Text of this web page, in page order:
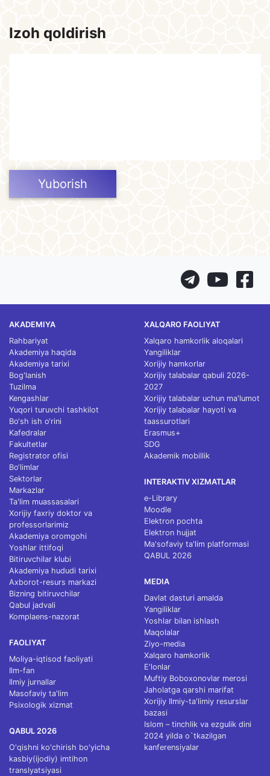
Izoh qoldirish
Yuborish
AKADEMIYA
Rahbariyat
Akademiya haqida
Akademiya tarixi
Bog'lanish
Tuzilma
Kengashlar
Yuqori turuvchi tashkilot
Bo‘sh ish o‘rini
Kafedralar
Fakultetlar
Registrator ofisi
Bo‘limlar
Sektorlar
Markazlar
Ta'lim muassasalari
Xorijiy faxriy doktor va
professorlarimiz
Akademiya oromgohi
Yoshlar ittifoqi
Bitiruvchilar klubi
Akademiya hududi tarixi
Axborot-resurs markazi
Bizning bitiruvchilar
Qabul jadvali
Komplaens-nazorat
FAOLIYAT
Moliya-iqtisod faoliyati
Ilm-fan
Ilmiy jurnallar
Masofaviy ta'lim
Psixologik xizmat
QABUL 2026
O'qishni ko'chirish bo'yicha
kasbiy(ijodiy) imtihon
translyatsiyasi
XALQARO FAOLIYAT
Xalqaro hamkorlik aloqalari
Yangiliklar
Xorijiy hamkorlar
Xorijiy talabalar qabuli 2026-
2027
Xorijiy talabalar uchun ma'lumot
Xorijiy talabalar hayoti va
taassurotlari
Erasmus+
SDG
Akademik mobillik
INTERAKTIV XIZMATLAR
e-Library
Moodle
Elektron pochta
Elektron hujjat
Ma'sofaviy ta'lim platformasi
QABUL 2026
MEDIA
Davlat dasturi amalda
Yangiliklar
Yoshlar bilan ishlash
Maqolalar
Ziyo-media
Xalqaro hamkorlik
E'lonlar
Muftiy Boboxonovlar merosi
Jaholatga qarshi marifat
Xorijiy Ilmiy-ta'limiy resurslar
bazasi
Islom – tinchlik va ezgulik dini
2024 yilda o`tkazilgan
kanferensiyalar